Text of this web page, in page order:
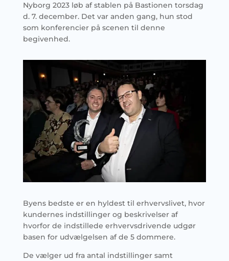
Nyborg 2023 løb af stablen på Bastionen torsdag
d. 7. december. Det var anden gang, hun stod
som konferencier på scenen til denne
begivenhed.
Byens bedste er en hyldest til erhvervslivet, hvor
kundernes indstillinger og beskrivelser af
hvorfor de indstillede erhvervsdrivende udgør
basen for udvælgelsen af de 5 dommere.
De vælger ud fra antal indstillinger samt